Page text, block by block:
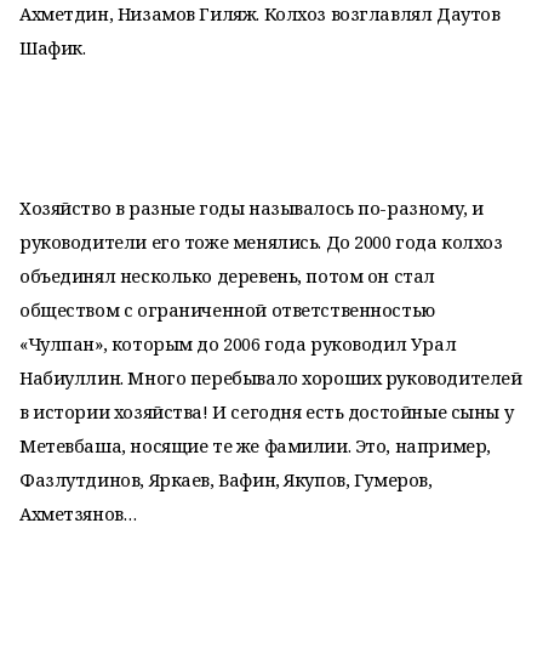
Ахметдин, Низамов Гиляж. Колхоз возглавлял Даутов
Шафик.
Хозяйство в разные годы называлось по-разному, и
руководители его тоже менялись. До 2000 года колхоз
объединял несколько деревень, потом он стал
обществом с ограниченной ответственностью
«Чулпан», которым до 2006 года руководил Урал
Набиуллин. Много перебывало хороших руководителей
в истории хозяйства! И сегодня есть достойные сыны у
Метевбаша, носящие те же фамилии. Это, например,
Фазлутдинов, Яркаев, Вафин, Якупов, Гумеров,
Ахметзянов…